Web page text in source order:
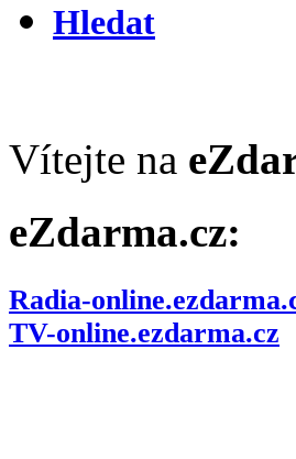
Hledat
Vítejte na
eZdarma.cz:
Radia-
TV-online.ezdarma.cz